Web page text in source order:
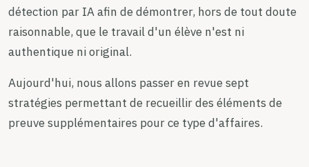
détection par IA afin de démontrer, hors de tout doute
raisonnable, que le travail d'un élève n'est ni
authentique ni original.
Aujourd'hui, nous allons passer en revue sept
stratégies permettant de recueillir des éléments de
preuve supplémentaires pour ce type d'affaires.